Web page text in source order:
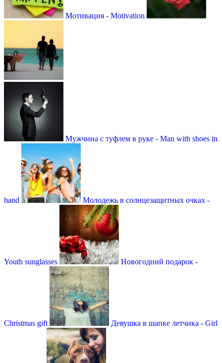
Мотивация - Motivation
Мужчина с туфлем в руке - Man with shoes in
hand Молодежь в солнцезащитных очках -
Youth sunglasses Новогодний подарок -
Christmas gift Девушка в шапке летчика - Girl